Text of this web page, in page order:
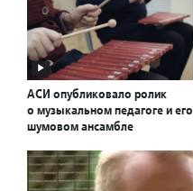
АСИ опубликовало ролик
о музыкальном педагоге и его
шумовом ансамбле